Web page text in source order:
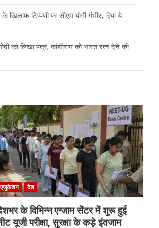
के खिलाफ टिप्पणी पर सीएम योगी गंभीर, दिया ये
को लिखा पत्र, कांशीराम को भारत रत्न देने की
एजुकेशन देश
के विभिन्न एग्जाम सेंटर में शुरू हुई
यूजी परीक्षा, सुरक्षा के कड़े इंतजाम